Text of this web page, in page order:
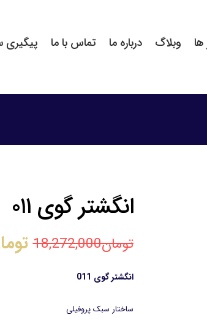
وبلاگ درباره ما تماس با ما
انگشتر گوی ۰۱۱
تومان18,272,000
انگشتر گوی 011
ساختار سبک پروفیلی